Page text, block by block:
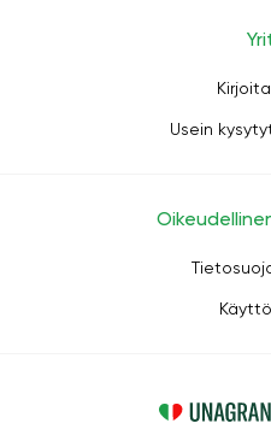
Usein